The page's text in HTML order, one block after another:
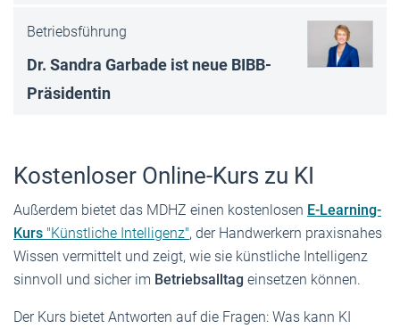
Betriebsführung
Dr. Sandra Garbade ist neue BIBB-
Präsidentin
Kostenloser Online-Kurs zu KI
Außerdem bietet das MDHZ einen kostenlosen E-Learning-
Kurs "Künstliche Intelligenz", der Handwerkern praxisnahes
Wissen vermittelt und zeigt, wie sie künstliche Intelligenz
sinnvoll und sicher im Betriebsalltag einsetzen können.
Der Kurs bietet Antworten auf die Fragen: Was kann KI